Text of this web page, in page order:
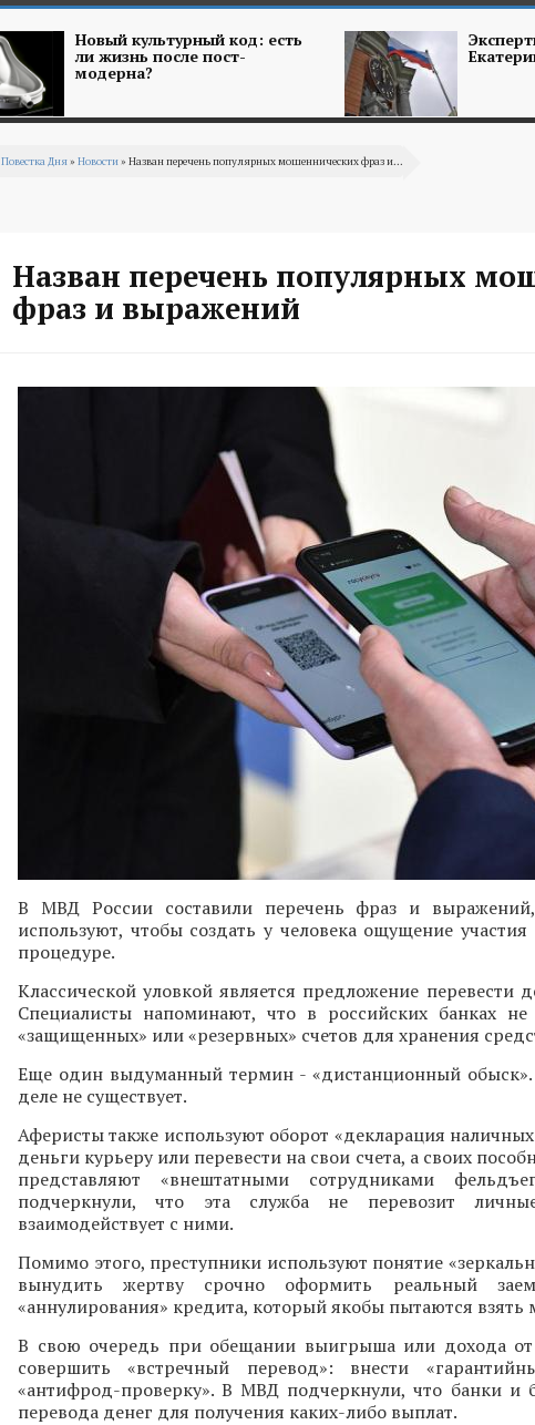
Новый культурный код: есть
ли жизнь после пост-
модерна?
Повестка Дня» Новости» Назван перечень популярных мошеннических фраз и...
Назван перечень популярных
фраз и выражений
В МВД России составили перечень фраз и
используют, чтобы создать у человека ощущение
процедуре.
Классической уловкой является предложение перевести
Специалисты напоминают, что в российских банках не
«защищенных» или «резервных» счетов для хранения
Еще один выдуманный термин - «дистанционный
деле не существует.
Аферисты также используют оборот «декларация
деньги курьеру или перевести на свои счета, а своих
представляют «внештатными сотрудниками
подчеркнули, что эта служба не перевозит
взаимодействует с ними.
Помимо этого, преступники используют понятие
вынудить жертву срочно оформить реальный
«аннулирования» кредита, который якобы пытаются
В свою очередь при обещании выигрыша или дохода от
совершить «встречный перевод»: внести
«антифрод-проверку». В МВД подчеркнули, что банки и
перевода денег для получения каких-либо выплат.